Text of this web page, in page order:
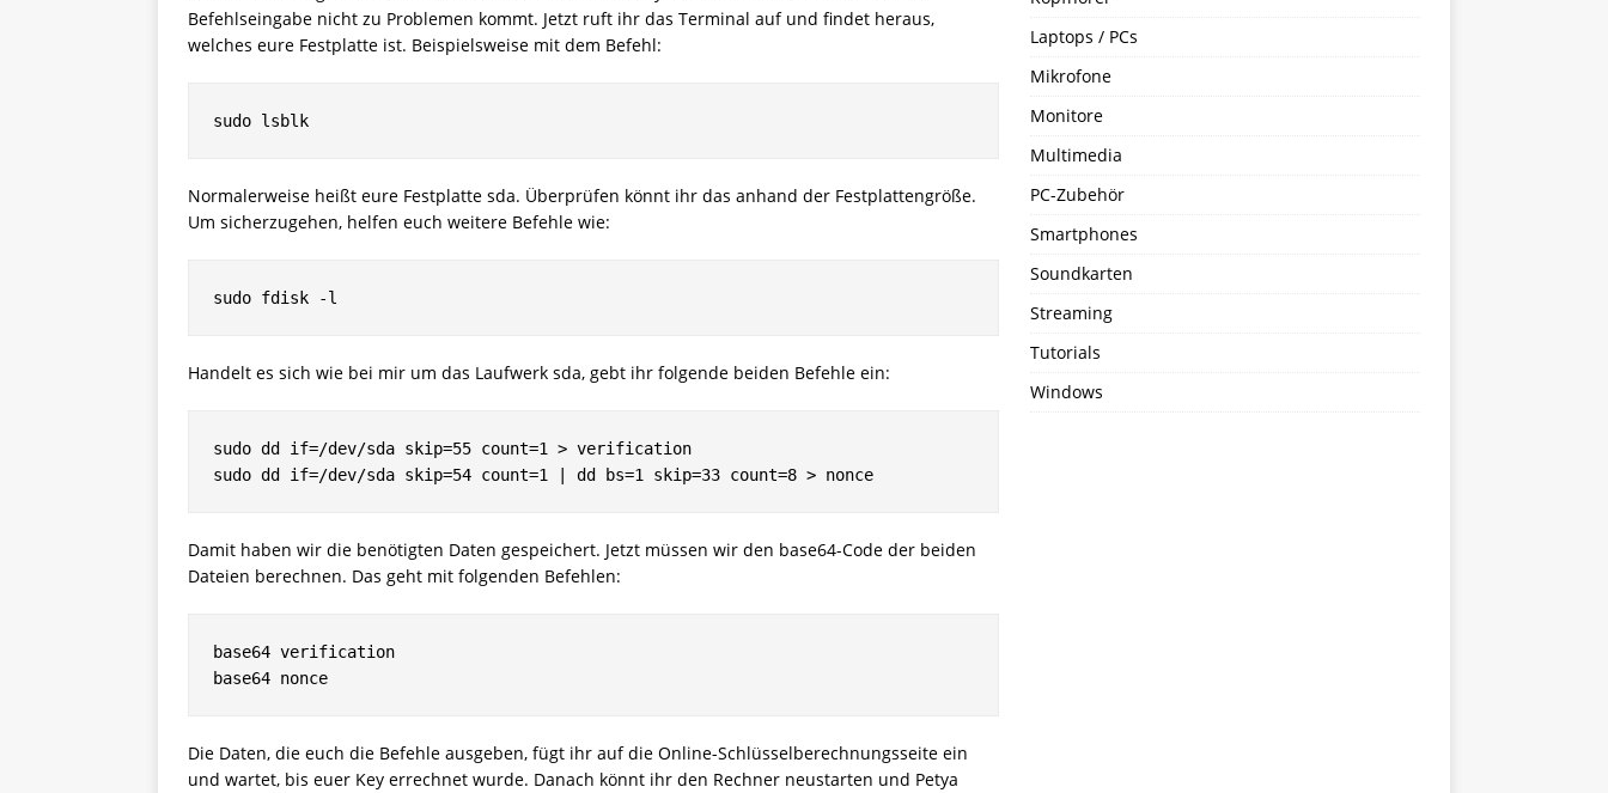
Befehlseingabe nicht zu Problemen kommt. Jetzt ruft ihr das Terminal auf und findet heraus,
welches eure Festplatte ist. Beispielsweise mit dem Befehl:
sudo lsblk
Normalerweise heißt eure Festplatte sda. Überprüfen könnt ihr das anhand der Festplattengröße.
Um sicherzugehen, helfen euch weitere Befehle wie:
sudo fdisk -l
Handelt es sich wie bei mir um das Laufwerk sda, gebt ihr folgende beiden Befehle ein:
sudo dd if=/dev/sda skip=55 count=1 > verification
sudo dd if=/dev/sda skip=54 count=1 | dd bs=1 skip=33 count=8 > nonce
Damit haben wir die benötigten Daten gespeichert. Jetzt müssen wir den base64-Code der beiden
Dateien berechnen. Das geht mit folgenden Befehlen:
base64 verification
base64 nonce
Die Daten, die euch die Befehle ausgeben, fügt ihr auf die Online-Schlüsselberechnungsseite ein
und wartet, bis euer Key errechnet wurde. Danach könnt ihr den Rechner neustarten und Petya
Laptops / PCs
Mikrofone
Monitore
Multimedia
PC-Zubehör
Smartphones
Soundkarten
Streaming
Tutorials
Windows